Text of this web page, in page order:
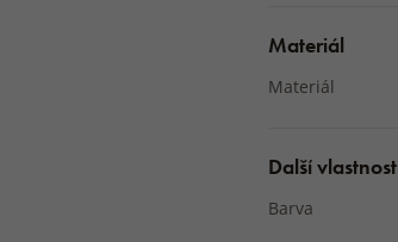
Materiál
Materiál
Další
Barva